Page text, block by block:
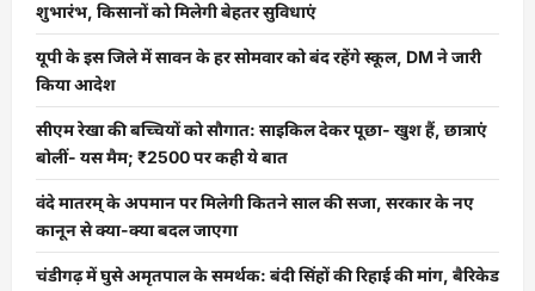
शुभारंभ, किसानों को मिलेगी बेहतर सुविधाएं
यूपी के इस जिले में सावन के हर सोमवार को बंद रहेंगे स्कूल, DM ने जारी
किया आदेश
सीएम रेखा की बच्चियों को सौगात: साइकिल देकर पूछा- खुश हैं, छात्राएं
बोलीं- यस मैम; ₹2500 पर कही ये बात
वंदे मातरम् के अपमान पर मिलेगी कितने साल की सजा, सरकार के नए
कानून से क्या-क्या बदल जाएगा
चंडीगढ़ में घुसे अमृतपाल के समर्थक: बंदी सिंहों की रिहाई की मांग, बैरिकेड